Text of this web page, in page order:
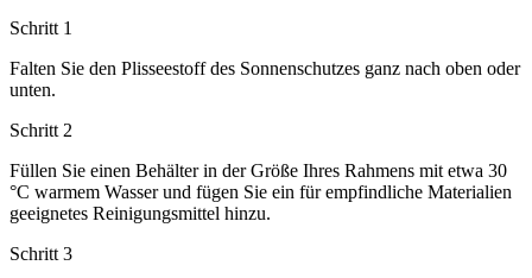
Schritt 1
Falten Sie den Plisseestoff des Sonnenschutzes ganz nach oben oder
unten.
Schritt 2
Füllen Sie einen Behälter in der Größe Ihres Rahmens mit etwa 30
°C warmem Wasser und fügen Sie ein für empfindliche Materialien
geeignetes Reinigungsmittel hinzu.
Schritt 3